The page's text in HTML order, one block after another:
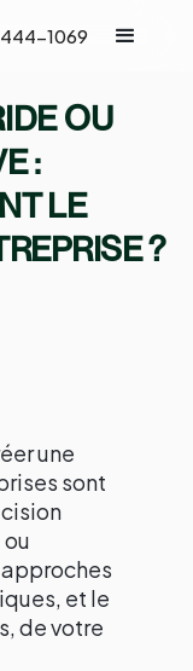
1069
OU
:
LE
?
une
sont
et le
de votre